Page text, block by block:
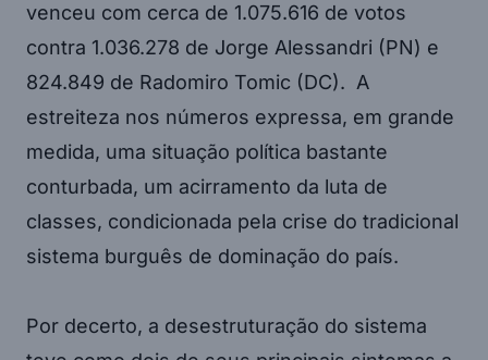
venceu com cerca de 1.075.616 de votos
contra 1.036.278 de Jorge Alessandri (PN) e
824.849 de Radomiro Tomic (DC). A
estreiteza nos números expressa, em grande
medida, uma situação política bastante
conturbada, um acirramento da luta de
classes, condicionada pela crise do tradicional
sistema burguês de dominação do país.
Por decerto, a desestruturação do sistema